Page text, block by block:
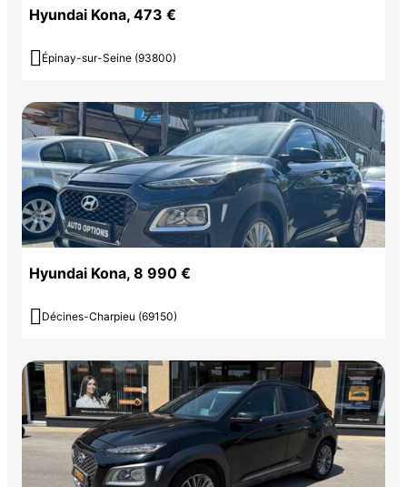
Hyundai Kona, 473 €
 Épinay-sur-Seine (93800)
Hyundai Kona, 8 990 €
 Décines-Charpieu (69150)